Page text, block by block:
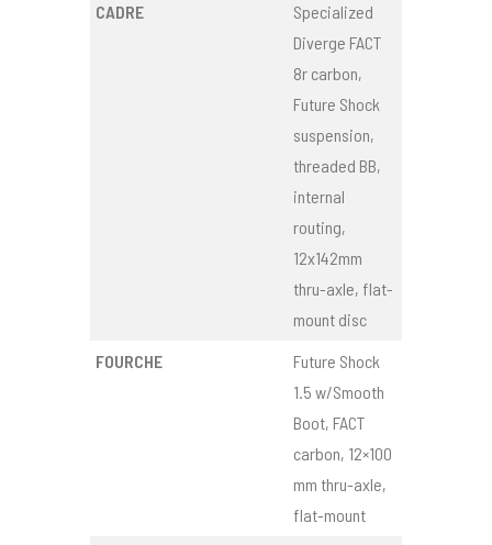
CADRE
Specialized
Diverge FACT
8r carbon,
Future Shock
suspension,
threaded BB,
internal
routing,
12x142mm
thru-axle, flat-
mount disc
FOURCHE
Future Shock
1.5 w/Smooth
Boot, FACT
carbon, 12×100
mm thru-axle,
flat-mount